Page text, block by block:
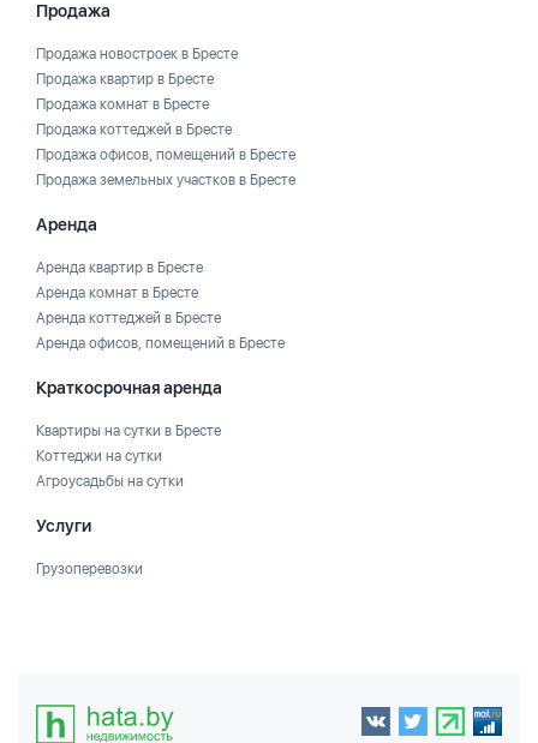
Продажа
Продажа новостроек в Бресте
Продажа квартир в Бресте
Продажа комнат в Бресте
Продажа коттеджей в Бресте
Продажа офисов, помещений в Бресте
Продажа земельных участков в Бресте
Аренда
Аренда квартир в Бресте
Аренда комнат в Бресте
Аренда коттеджей в Бресте
Аренда офисов, помещений в Бресте
Краткосрочная аренда
Квартиры на сутки в Бресте
Коттеджи на сутки
Агроусадьбы на сутки
Услуги
Грузоперевозки